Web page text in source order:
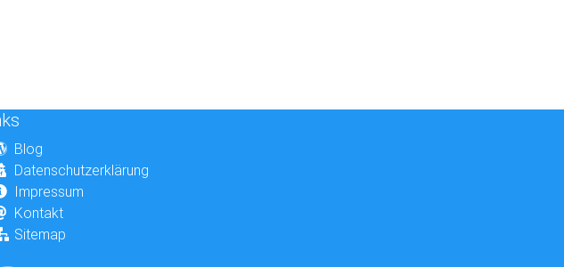
Blog
Datenschutzerklärung
Impressum
Kontakt
Sitemap